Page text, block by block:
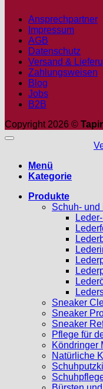
Ansprechpartner
Impressum
AGB
Datenschutz
Versand &
Zahlungsweisen
Blog
Jobs
B2B
Copyright 2026 ©
Menü
Kategorie
Produkte
Schuh- und
Sneaker
Sneaker
Sneaker
Pflege für
Köndringer
Natürliche